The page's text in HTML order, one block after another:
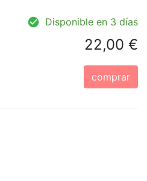
Disponible en 3 días
22,00 €
comprar